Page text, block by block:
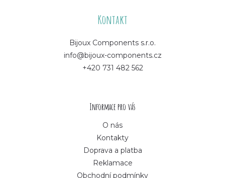
Kontakt
Bijoux Components s.r.o.
info@bijoux-components.cz
+420 731 482 562
Informace pro vás
O nás
Kontakty
Doprava a platba
Reklamace
Obchodní podmínky